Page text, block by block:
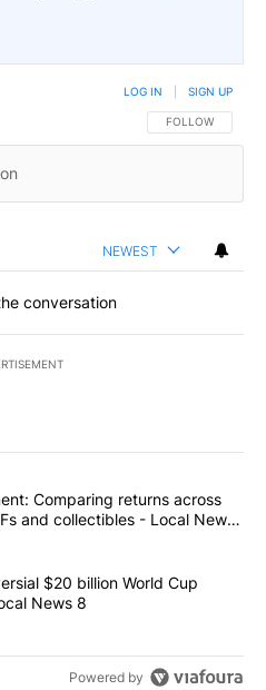
FOLLOW THIS
FOLLOW
LOG IN SIGN UP
NEWEST
conversation
commented articles in the last
experiment: Comparing
Comparing returns across
and collectibles - Local News
scraps controversial $20 billion
$20 billion World Cup
News 8
Powered by